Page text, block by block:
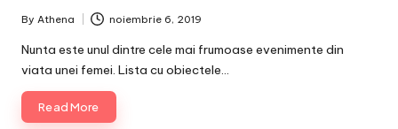
Posted
by
By Athena noiembrie 6, 2019
Nunta este unul dintre cele mai frumoase evenimente din
viata unei femei. Lista cu obiectele…
Read More